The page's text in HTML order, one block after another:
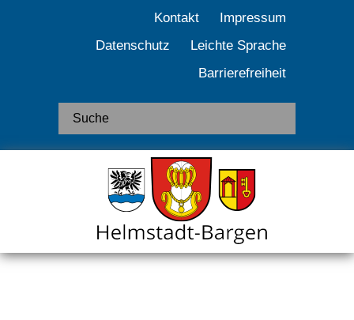
Kontakt
Impressum
Datenschutz
Leichte Sprache
Barrierefreiheit